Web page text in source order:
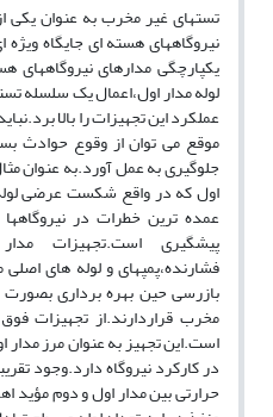
تستهای غیر مخرب به عنوان یکی
نیروگاههای هسته ای جایگاه
یکپارچگی مدارهای
لوله مدار اول،اعمال یک سلسله
عملکرد این تجهیزات را بالا
موقع می توان از وقوع حوادث
اول که در واقع شکست عرضی
عمده ترین خطرات در
پیشگیری است.تجهیزات مدار
فشارنده،پمپهای و لوله های
بازرسی حین بهره برداری
مخرب قراردارند.از تجهیزات
است.این تجهیز به عنوان مرز
حرارتی بین مدار اول و دوم